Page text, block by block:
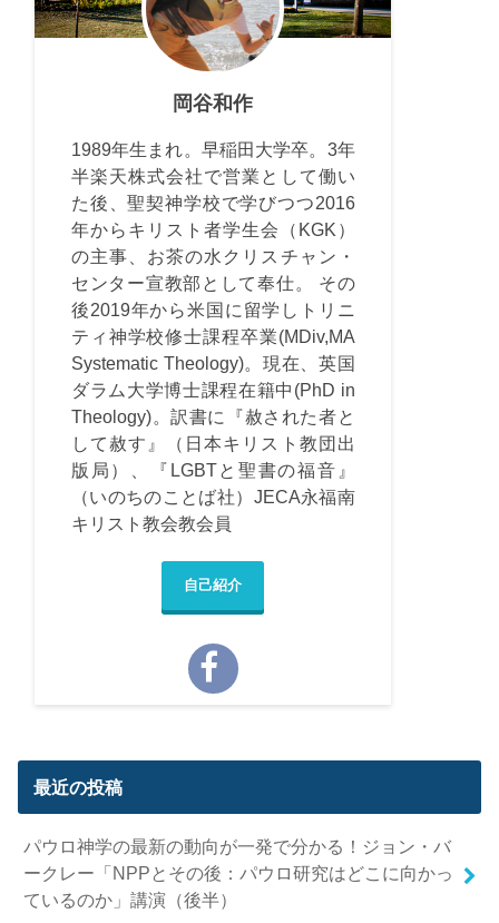
岡谷和作
1989年生まれ。早稲田大学卒。3年
半楽天株式会社で営業として働い
た後、聖契神学校で学びつつ2016
年からキリスト者学生会（KGK）
の主事、お茶の水クリスチャン・
センター宣教部として奉仕。 その
後2019年から米国に留学しトリニ
ティ神学校修士課程卒業(MDiv,MA
Systematic Theology)。現在、英国
ダラム大学博士課程在籍中(PhD in
Theology)。訳書に『赦された者と
して赦す』（日本キリスト教団出
版局）、『LGBTと聖書の福音』
（いのちのことば社）JECA永福南
キリスト教会教会員
自己紹介
最近の投稿
パウロ神学の最新の動向が一発で分かる！ジョン・バ
ークレー「NPPとその後：パウロ研究はどこに向かっ
ているのか」講演（後半）